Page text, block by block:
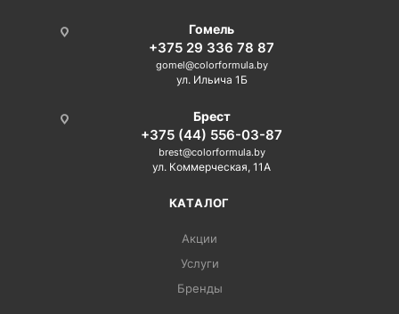
Гомель
+375 29 336 78 87
gomel@colorformula.by
ул. Ильича 1Б
Брест
+375 (44) 556-03-87
brest@colorformula.by
ул. Коммерческая, 11А
КАТАЛОГ
Акции
Услуги
Бренды